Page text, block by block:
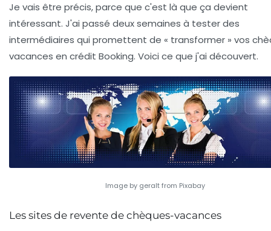
Je vais être précis, parce que c'est là que ça devient
intéressant. J'ai passé deux semaines à tester des
intermédiaires qui promettent de « transformer » vos
vacances en crédit Booking. Voici ce que j'ai découvert.
Image by geralt from Pixabay
Les sites de revente de chèques-vacances